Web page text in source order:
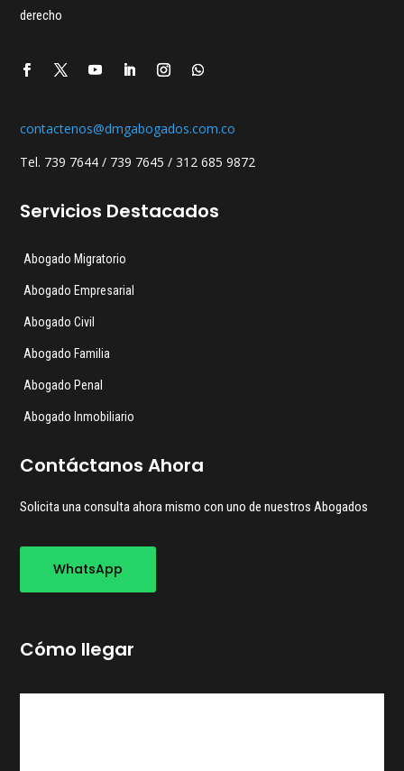
derecho
contactenos@dmgabogados.com.co
Tel. 739 7644 / 739 7645 / 312 685 9872
Servicios Destacados
Abogado Migratorio
Abogado Empresarial
Abogado Civil
Abogado Familia
Abogado Penal
Abogado Inmobiliario
Contáctanos Ahora
Solicita una consulta ahora mismo con uno de nuestros Abogados
WhatsApp
Cómo llegar